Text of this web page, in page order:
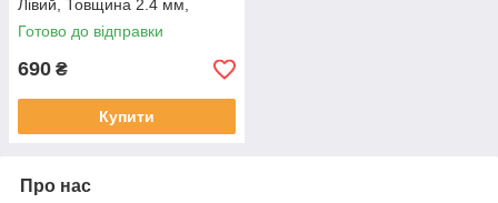
Лівий, Товщина 2.4 мм,
Довжина 5 см
Готово до відправки
690 ₴
Купити
Про нас